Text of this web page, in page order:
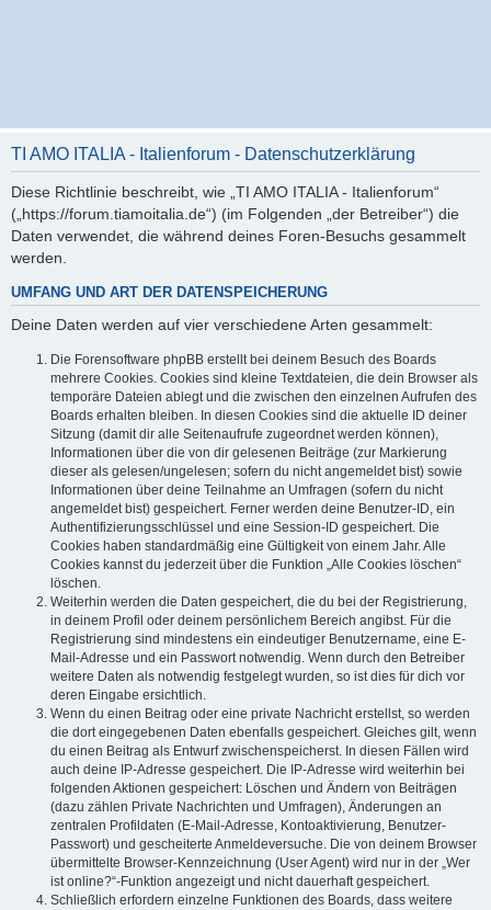
TI AMO ITALIA - Italienforum - Datenschutzerklärung
Diese Richtlinie beschreibt, wie „TI AMO ITALIA - Italienforum“
(„https://forum.tiamoitalia.de“) (im Folgenden „der Betreiber“) die
Daten verwendet, die während deines Foren-Besuchs gesammelt
werden.
UMFANG UND ART DER DATENSPEICHERUNG
Deine Daten werden auf vier verschiedene Arten gesammelt:
Die Forensoftware phpBB erstellt bei deinem Besuch des Boards
mehrere Cookies. Cookies sind kleine Textdateien, die dein Browser als
temporäre Dateien ablegt und die zwischen den einzelnen Aufrufen des
Boards erhalten bleiben. In diesen Cookies sind die aktuelle ID deiner
Sitzung (damit dir alle Seitenaufrufe zugeordnet werden können),
Informationen über die von dir gelesenen Beiträge (zur Markierung
dieser als gelesen/ungelesen; sofern du nicht angemeldet bist) sowie
Informationen über deine Teilnahme an Umfragen (sofern du nicht
angemeldet bist) gespeichert. Ferner werden deine Benutzer-ID, ein
Authentifizierungsschlüssel und eine Session-ID gespeichert. Die
Cookies haben standardmäßig eine Gültigkeit von einem Jahr. Alle
Cookies kannst du jederzeit über die Funktion „Alle Cookies löschen“
löschen.
Weiterhin werden die Daten gespeichert, die du bei der Registrierung,
in deinem Profil oder deinem persönlichem Bereich angibst. Für die
Registrierung sind mindestens ein eindeutiger Benutzername, eine E-
Mail-Adresse und ein Passwort notwendig. Wenn durch den Betreiber
weitere Daten als notwendig festgelegt wurden, so ist dies für dich vor
deren Eingabe ersichtlich.
Wenn du einen Beitrag oder eine private Nachricht erstellst, so werden
die dort eingegebenen Daten ebenfalls gespeichert. Gleiches gilt, wenn
du einen Beitrag als Entwurf zwischenspeicherst. In diesen Fällen wird
auch deine IP-Adresse gespeichert. Die IP-Adresse wird weiterhin bei
folgenden Aktionen gespeichert: Löschen und Ändern von Beiträgen
(dazu zählen Private Nachrichten und Umfragen), Änderungen an
zentralen Profildaten (E-Mail-Adresse, Kontoaktivierung, Benutzer-
Passwort) und gescheiterte Anmeldeversuche. Die von deinem Browser
übermittelte Browser-Kennzeichnung (User Agent) wird nur in der „Wer
ist online?“-Funktion angezeigt und nicht dauerhaft gespeichert.
Schließlich erfordern einzelne Funktionen des Boards, dass weitere